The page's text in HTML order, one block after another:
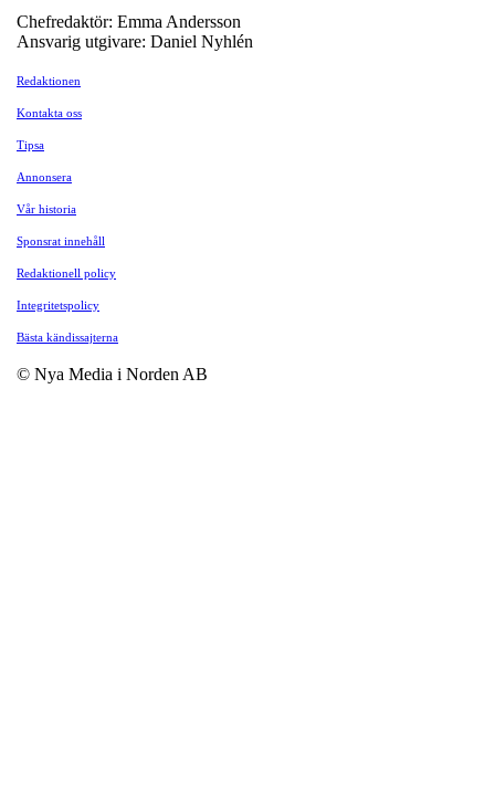
Chefredaktör: Emma Andersson
Ansvarig utgivare: Daniel Nyhlén
Redaktionen
Kontakta oss
Tipsa
Annonsera
Vår historia
Sponsrat innehåll
Redaktionell policy
Integritetspolicy
Bästa kändissajterna
© Nya Media i Norden AB